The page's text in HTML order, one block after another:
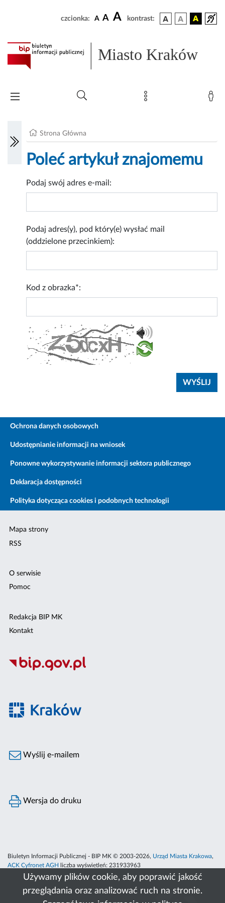
Używamy plików cookie, aby poprawić jakość
przeglądania oraz analizować ruch na stronie.
czcionka: A A A kontrast:
Miasto Kraków
Strona Główna
Poleć artykuł znajomemu
Podaj swój adres e-mail:
Podaj adres(y), pod który(e) wysłać mail
(oddzielone przecinkiem):
Kod z obrazka*:
Ochrona danych osobowych
Udostępnianie informacji na wniosek
Ponowne wykorzystywanie informacji sektora publicznego
Deklaracja dostępności
Polityka dotycząca cookies i podobnych technologii
Mapa strony
RSS
O serwisie
Pomoc
Redakcja BIP MK
Kontakt
Wyślij e-mailem
Wersja do druku
Biuletyn Informacji Publicznej - BIP MK © 2003-2026, Urząd Miasta Krakowa,
ACK Cyfronet AGH
liczba wyświetleń: 231933963